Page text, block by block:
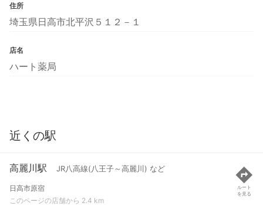
住所
埼玉県日高市北平沢５１２－１
店名
ハート薬局
近くの駅
高麗川駅 JR八高線(八王子～高麗川) など
日高市原宿
このページの店舗から 2.4 km
ルート
を見る